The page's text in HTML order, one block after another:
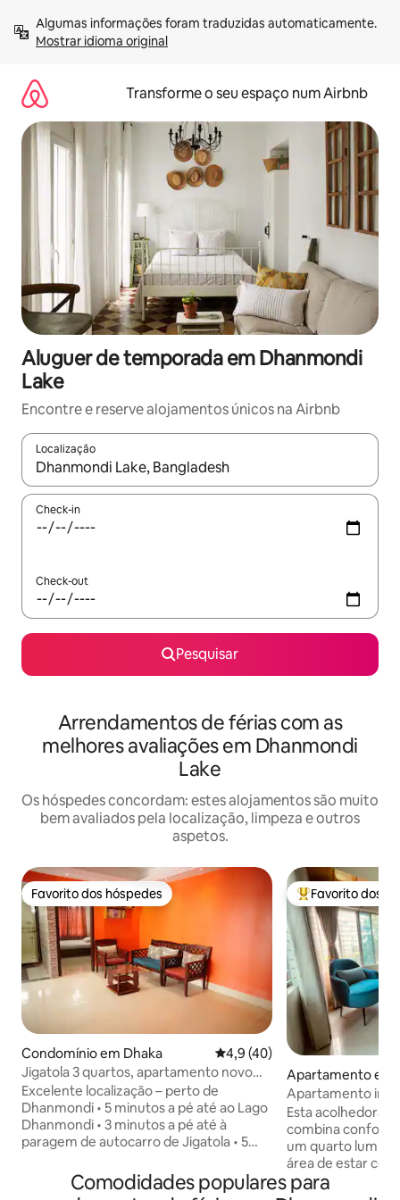
para
Mostrar idioma original
Transforme o seu espaço num Airbnb
Aluguer de temporada em Dhanmondi
Lake
Encontre e reserve alojamentos únicos na Airbnb
Localização
Quando os resultados estiverem disponíveis, navegue com
Check-in
Check-out
Pesquisar
Arrendamentos de férias com as
melhores avaliações em Dhanmondi
Lake
Os hóspedes concordam: estes alojamentos são muito
bem avaliados pela localização, limpeza e outros
aspetos.
Favorito dos hóspedes
Favorito dos hóspedes
Condomínio em Dhaka Classificação média de 4,9
4,9 (40)
Jigatola 3 quartos, apartamento novo
perto de Dhanmondi | 3 ares-
condicionados, banheira
Excelente localização – perto de
Dhanmondi • 5 minutos a pé até ao Lago
Dhanmondi • 3 minutos a pé até à
paragem de autocarro de Jigatola • 5
Rifle Square Jigatola - Totalmente
mobilado 1300 pés quadrados.
Favoritos dos
Favorito dos
Apartamento em
Apartamento
Gulshan-1
Esta acolhedora
combina
um quarto
área de estar com
estação de
Comodidades populares para